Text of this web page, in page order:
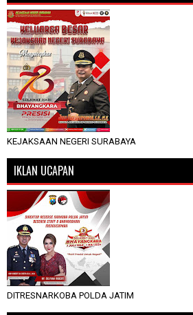
KEJAKSAAN NEGERI SURABAYA
IKLAN UCAPAN
DITRESNARKOBA POLDA JATIM